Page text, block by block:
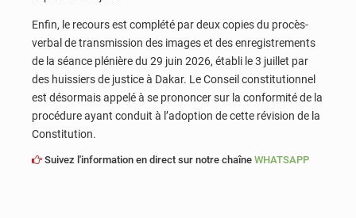
Enfin, le recours est complété par deux copies du procès-
verbal de transmission des images et des enregistrements
de la séance plénière du 29 juin 2026, établi le 3 juillet par
des huissiers de justice à Dakar. Le Conseil constitutionnel
est désormais appelé à se prononcer sur la conformité de la
procédure ayant conduit à l’adoption de cette révision de la
Constitution.
Suivez l'information en direct sur notre chaîne WHATSAPP